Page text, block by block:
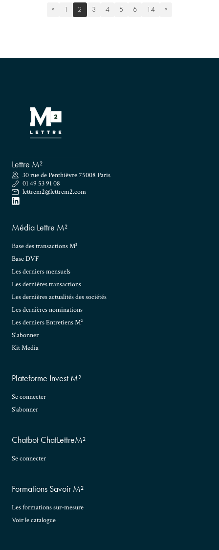
« 1 2 3 4 5 6 14 »
Lettre M²
30 rue de Penthièvre 75008 Paris
01 49 53 91 08
lettrem2@lettrem2.com
Média Lettre M²
Base des transactions M²
Base DVF
Les derniers mensuels
Les dernières transactions
Les dernières actualités des sociétés
Les dernières nominations
Les derniers Entretiens M²
S'abonner
Kit Media
Plateforme Invest M²
Se connecter
S’abonner
Chatbot ChatLettreM²
Se connecter
Formations Savoir M²
Les formations sur-mesure
Voir le catalogue